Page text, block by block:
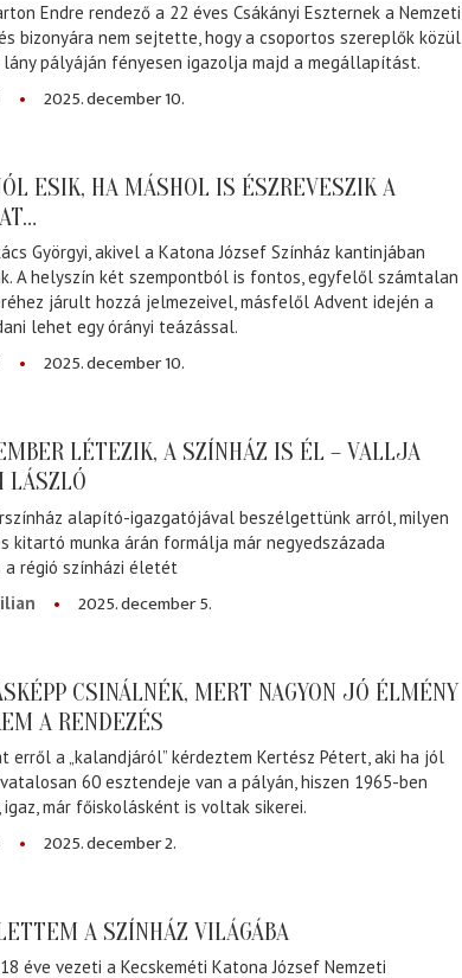
Endre rendező a 22 éves Csákányi Eszternek a Nemzeti
bizonyára nem sejtette, hogy a csoportos szereplők közül
pályáján fényesen igazolja majd a megállapítást.
2025. december 10.
ESIK, HA MÁSHOL IS ÉSZREVESZIK A
Györgyi, akivel a Katona József Színház kantinjában
A helyszín két szempontból is fontos, egyfelől számtalan
járult hozzá jelmezeivel, másfelől Advent idején a
lehet egy órányi teázással.
2025. december 10.
LÉTEZIK, A SZÍNHÁZ IS ÉL – VALLJA
LÁSZLÓ
alapító-igazgatójával beszélgettünk arról, milyen
kitartó munka árán formálja már negyedszázada
a régió színházi életét
2025. december 5.
CSINÁLNÉK, MERT NAGYON JÓ ÉLMÉNY
A RENDEZÉS
erről a „kalandjáról” kérdeztem Kertész Pétert, aki ha jól
60 esztendeje van a pályán, hiszen 1965-ben
már főiskolásként is voltak sikerei.
2025. december 2.
A SZÍNHÁZ VILÁGÁBA
éve vezeti a Kecskeméti Katona József Nemzeti